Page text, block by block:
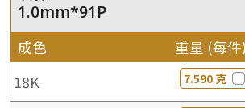
1.0mm*91P
成色 重量 (每件)
18K 7.590 克